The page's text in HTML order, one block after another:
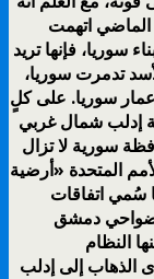
الماضي اتهمت
سوريا، فإنها تريد
تدمرت سوريا،
إعمار سوريا. على كلٍ
إدلب شمال غربي
سورية لا تزال
المتحدة «أرضية
سُمي اتفاقات
دمشق
النظام